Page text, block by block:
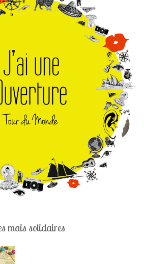
mais solidaires